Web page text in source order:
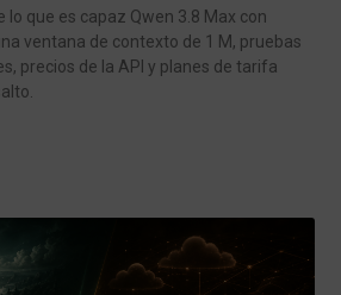
lo que es capaz Qwen 3.8 Max con
ventana de contexto de 1 M, pruebas
precios de la API y planes de tarifa